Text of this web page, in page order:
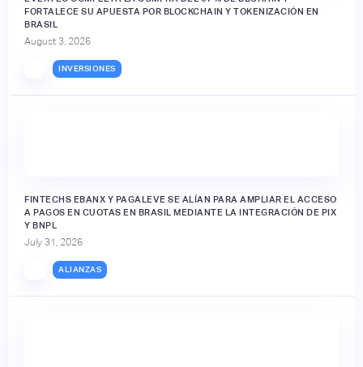
FORTALECE SU APUESTA POR BLOCKCHAIN Y TOKENIZACIÓN EN
BRASIL
August 3, 2026
INVERSIONES
FINTECHS EBANX Y PAGALEVE SE ALÍAN PARA AMPLIAR EL ACCESO
A PAGOS EN CUOTAS EN BRASIL MEDIANTE LA INTEGRACIÓN DE PIX
Y BNPL
July 31, 2026
ALIANZAS